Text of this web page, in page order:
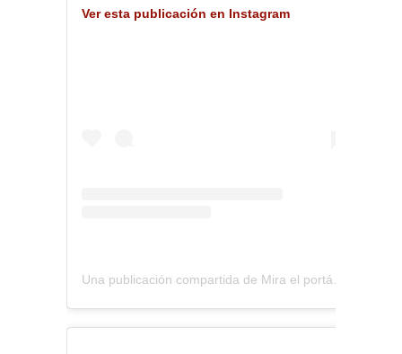
Ver esta publicación en Instagram